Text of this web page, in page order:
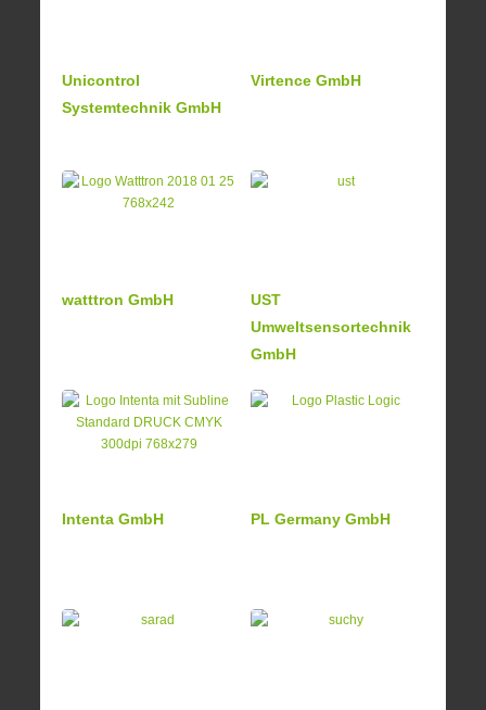
Unicontrol
Systemtechnik GmbH
Virtence GmbH
watttron GmbH
UST
Umweltsensortechnik
GmbH
Intenta GmbH PL Germany GmbH